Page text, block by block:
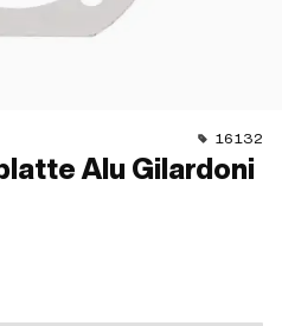
16132
Alu Gilardoni